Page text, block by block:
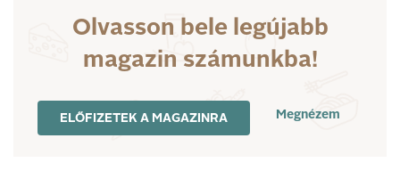
Olvasson bele legújabb
magazin számunkba!
ELŐFIZETEK A MAGAZINRA Megnézem